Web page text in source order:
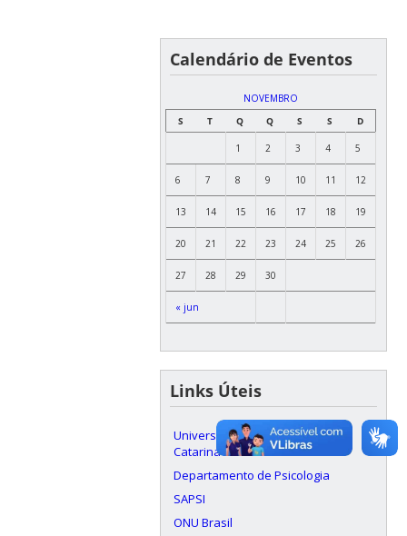
Calendário de Eventos
NOVEMBRO
S
T Q Q S S D
« jun
1 2 3 4 5
6 7 8 9 10 11 12
13 14 15 16 17 18 19
20 21 22 23 24 25 26
27 28 29 30
Links Úteis
Universidade Federal de Santa
Catarina
Departamento de Psicologia
SAPSI
ONU Brasil